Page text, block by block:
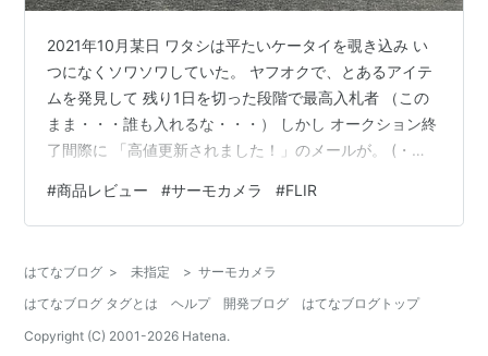
2021年10月某日 ワタシは平たいケータイを覗き込み い
つになくソワソワしていた。 ヤフオクで、とあるアイテ
ムを発見して 残り1日を切った段階で最高入札者 （この
まま・・・誰も入れるな・・・） しかし オークション終
了間際に 「高値更新されました！」のメールが。 (・
た ハンターが居やがった。 このハンターと入札合戦する
こと数分 予算をオーバーしてしまい 落札出来ませんでし
ケータイを放り投げて レパードに乗り込みアクセル全開
でゲート開放 何本もタバコに火をつけ煙を燻らせて 冷静
さを…
#商品レビュー #サーモカメラ #FLIR
はてなブログ > 未指定 > サーモカメラ
はてなブログ タグとは
ヘルプ 開発ブログ
はてなブログトップ
Copyright (C) 2001-2026 Hatena.